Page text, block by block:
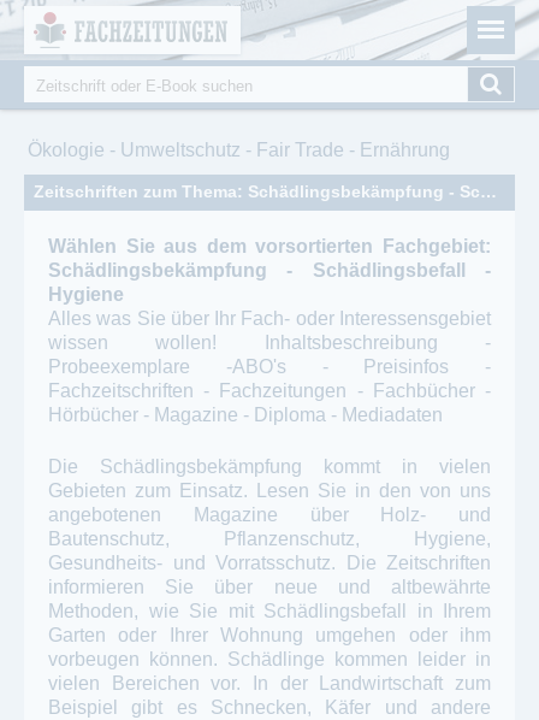
Fachzeitungen.de - Das unabhängige Portal für
Fachmagazine Fachpublikationen & eBooks
Suchformular
Suche
Ökologie - Umweltschutz - Fair Trade - Ernährung
Zeitschriften zum Thema: Schädlingsbekämpfung - Schädlingsbefall - Hygiene
Wählen Sie aus dem vorsortierten Fachgebiet:
Schädlingsbekämpfung - Schädlingsbefall -
Hygiene
Alles was Sie über Ihr Fach- oder Interessensgebiet
wissen wollen! Inhaltsbeschreibung -
Probeexemplare -ABO's - Preisinfos -
Fachzeitschriften - Fachzeitungen - Fachbücher -
Hörbücher - Magazine - Diploma - Mediadaten
Die Schädlingsbekämpfung kommt in vielen
Gebieten zum Einsatz. Lesen Sie in den von uns
angebotenen Magazine über Holz- und
Bautenschutz, Pflanzenschutz, Hygiene,
Gesundheits- und Vorratsschutz. Die Zeitschriften
informieren Sie über neue und altbewährte
Methoden, wie Sie mit Schädlingsbefall in Ihrem
Garten oder Ihrer Wohnung umgehen oder ihm
vorbeugen können. Schädlinge kommen leider in
vielen Bereichen vor. In der Landwirtschaft zum
Beispiel gibt es Schnecken, Käfer und andere
Cookie-Einstellungen